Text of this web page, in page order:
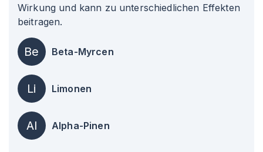
Wirkung und kann zu unterschiedlichen Effekten
beitragen.
Be Beta-Myrcen
Li Limonen
Al Alpha-Pinen